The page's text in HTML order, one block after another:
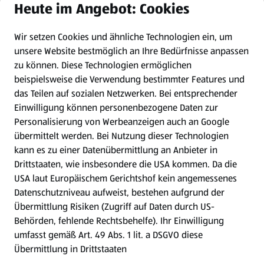
Newsletter
WhatsApp
Gewinnspiele
Mein HOFER. Meine Einkäufe.
Meine Meinung. Mein HOFER.
Gutscheingroßbestellung
(öffnet in einem neuen Tab)
Folge uns hier:
Jetzt die HOFER App downloaden
Heute im Angebot: Cookies
Wir setzen Cookies und ähnliche Technologien ein, um
unsere Website bestmöglich an Ihre Bedürfnisse anpassen
zu können. Diese Technologien ermöglichen
beispielsweise die Verwendung bestimmter Features und
das Teilen auf sozialen Netzwerken. Bei entsprechender
Einwilligung können personenbezogene Daten zur
Personalisierung von Werbeanzeigen auch an Google
übermittelt werden. Bei Nutzung dieser Technologien
kann es zu einer Datenübermittlung an Anbieter in
Drittstaaten, wie insbesondere die USA kommen. Da die
USA laut Europäischem Gerichtshof kein angemessenes
Datenschutzniveau aufweist, bestehen aufgrund der
Übermittlung Risiken (Zugriff auf Daten durch US-
Behörden, fehlende Rechtsbehelfe). Ihr Einwilligung
umfasst gemäß Art. 49 Abs. 1 lit. a DSGVO diese
Übermittlung in Drittstaaten